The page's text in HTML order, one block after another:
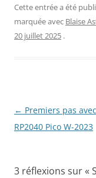
Cette entrée a été
marquée avec Blaise
20 juillet 2025 .
Navigation
des
← Premiers pas
RP2040 Pico W-2023
3 réflexions sur «